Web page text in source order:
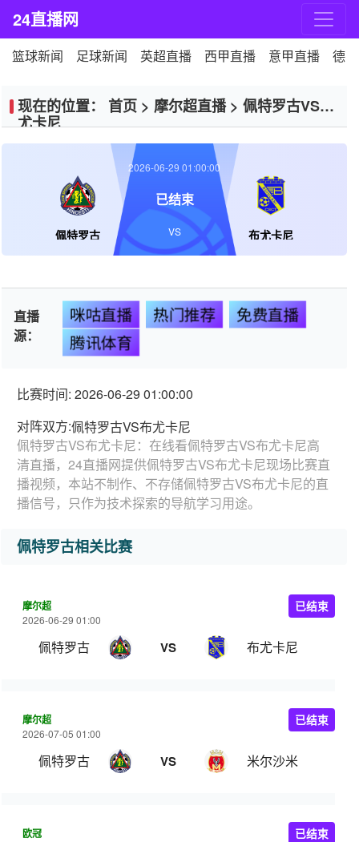
24直播网
篮球新闻 足球新闻 英超直播 西甲直播 意甲直播 德
现在的位置： 首页 > 摩尔超直播> 佩特罗古VS布
尤卡尼
佩特罗古 布尤卡尼
2026-06-29 01:00:00
已结束
VS
直播
源：
咪咕直播 热门推荐 免费直播
腾讯体育
比赛时间: 2026-06-29 01:00:00
对阵双方:佩特罗古VS布尤卡尼
佩特罗古VS布尤卡尼：在线看佩特罗古VS布尤卡尼高
清直播，24直播网提供佩特罗古VS布尤卡尼现场比赛直
播视频，本站不制作、不存储佩特罗古VS布尤卡尼的直
播信号，只作为技术探索的导航学习用途。
佩特罗古相关比赛
摩尔超
2026-06-29 01:00
佩特罗古 VS 布尤卡尼
已结束
摩尔超
2026-07-05 01:00
佩特罗古 VS 米尔沙米
已结束
欧冠 已结束